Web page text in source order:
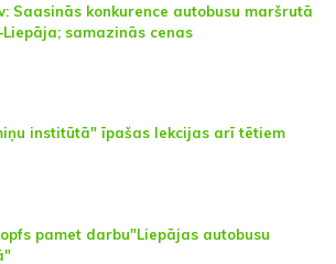
Saasinās konkurence autobusu maršrutā
samazinās cenas
institūtā" īpašas lekcijas arī tētiem
pamet darbu"Liepājas autobusu